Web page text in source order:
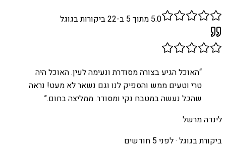
5.0 מתוך 5 ב- 22ביקורות בגוגל
“האוכל הגיע בצורה מסודרת ונעימה לעין. האוכל היה
טרי וטעים ממש והספיק לנו וגם נשאר לא מעט! נראה
שהכל נעשה במטבח נקי ומסודר. ממליצה בחום.”
לינדה מרשל
ביקורת בגוגל ·לפני 5 חודשים